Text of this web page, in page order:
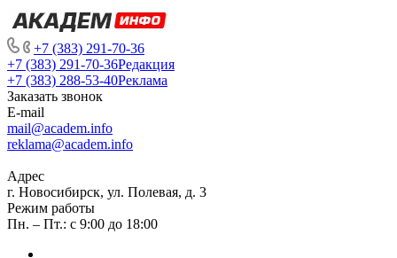
+7 (383) 291-70-36
+7 (383) 291-70-36Редакция
+7 (383) 288-53-40Реклама
Заказать звонок
E-mail
mail@academ.info
reklama@academ.info
Адрес
г. Новосибирск, ул. Полевая, д. 3
Режим работы
Пн. – Пт.: с 9:00 до 18:00